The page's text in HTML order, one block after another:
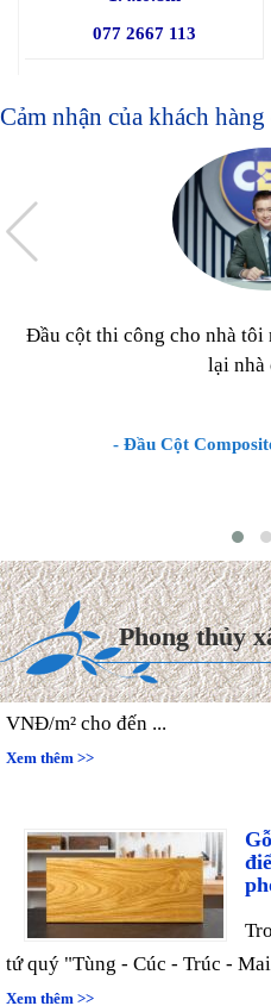
077 2667 113
Cảm nhận của khách
Đầu cột thi công cho nhà tôi
lại nhà
- Đầu Cột
Phong thủy
VNĐ/m² cho đến ...
Xem thêm >>
tứ quý "Tùng - Cúc - Trúc -
Xem thêm >>